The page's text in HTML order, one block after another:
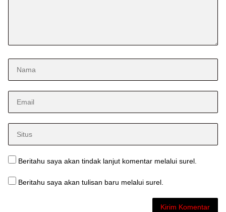
Beritahu saya akan tindak lanjut komentar melalui surel.
Beritahu saya akan tulisan baru melalui surel.